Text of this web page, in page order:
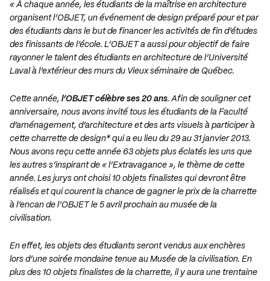
« À chaque année, les étudiants de la maîtrise en architecture
organisent l’OBJET, un événement de design préparé pour et par
des étudiants dans le but de financer les activités de fin d’études
des finissants de l’école. L’OBJET a aussi pour objectif de faire
rayonner le talent des étudiants en architecture de l’Université
Laval à l’extérieur des murs du Vieux séminaire de Québec.
Cette année, l’OBJET célèbre ses 20 ans. Afin de souligner cet
anniversaire, nous avons invité tous les étudiants de la Faculté
d’aménagement, d’architecture et des arts visuels à participer à
cette charrette de design* qui a eu lieu du 29 au 31 janvier 2013.
Nous avons reçu cette année 63 objets plus éclatés les uns que
les autres s’inspirant de « l’Extravagance », le thème de cette
année. Les jurys ont choisi 10 objets finalistes qui devront être
réalisés et qui courent la chance de gagner le prix de la charrette
à l’encan de l’OBJET le 5 avril prochain au musée de la
civilisation.
En effet, les objets des étudiants seront vendus aux enchères
lors d’une soirée mondaine tenue au Musée de la civilisation. En
plus des 10 objets finalistes de la charrette, il y aura une trentaine